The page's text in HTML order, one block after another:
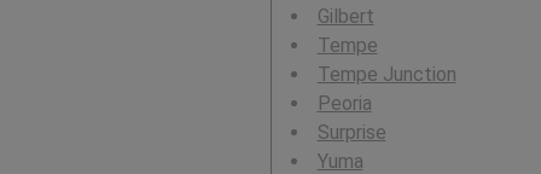
Gilbert
Tempe
Tempe Junction
Peoria
Surprise
Yuma